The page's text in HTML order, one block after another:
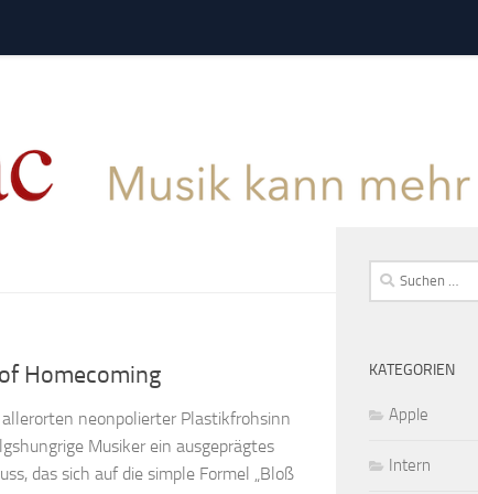
Homecoming
neonpolierter Plastikfrohsinn
Musiker ein ausgeprägtes
das sich auf die simple Formel „Bloß
Suchen
nach:
KATEGORIEN
Apple
Intern